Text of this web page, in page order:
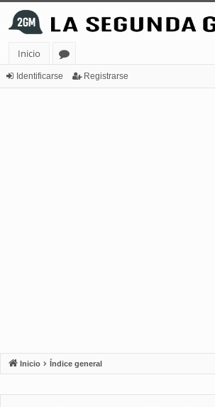
Inicio
or
Identificarse Registrarse
Inicio Índice general